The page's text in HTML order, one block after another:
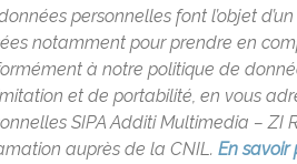
personnelles font l’objet
notamment pour prendre en
à notre politique de
et de portabilité, en vous
SIPA Additi Multimedia – ZI
auprès de la CNIL. En savoir